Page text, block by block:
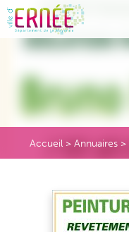
Accueil > Annuaires >